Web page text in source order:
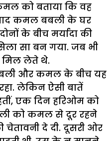
को बताया कि वह
कमल बबली के घर
के बीच मर्यादा की
सा बन गया. जब भी
मिल लेते थे.
और कमल के बीच यह
लेकिन ऐसी बातें
एक दिन हरिओम को
को कमल से दूर रहने
दे दी. दूसरी ओर